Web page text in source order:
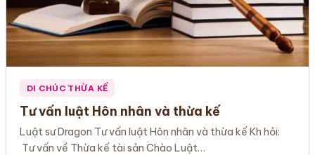
DI CHÚC THỪA KẾ
Tư vấn luật Hôn nhân và thừa kế
Luật sư Dragon Tư vấn luật Hôn nhân và thừa kế Kh hỏi:
Tư vấn về Thừa kế tài sản Chào Luật…